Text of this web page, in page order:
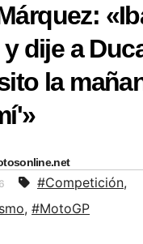
dije a
la
#Competición,
, #MotoGP